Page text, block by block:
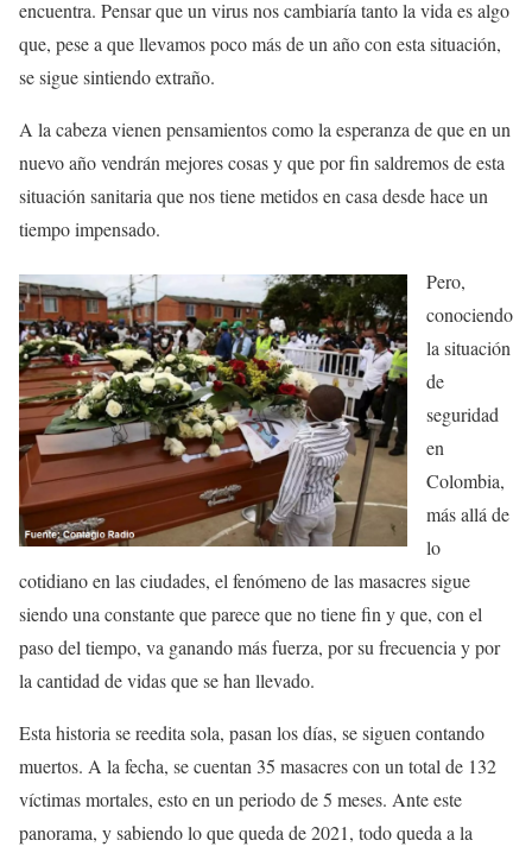
encuentra. Pensar que un virus nos cambiaría tanto la vida es algo
que, pese a que llevamos poco más de un año con esta situación,
se sigue sintiendo extraño.
A la cabeza vienen pensamientos como la esperanza de que en un
nuevo año vendrán mejores cosas y que por fin saldremos de esta
situación sanitaria que nos tiene metidos en casa desde hace un
tiempo impensado.
Pero,
conociendo
la situación
de
seguridad
en
Colombia,
más allá de
lo
cotidiano en las ciudades, el fenómeno de las masacres sigue
siendo una constante que parece que no tiene fin y que, con el
paso del tiempo, va ganando más fuerza, por su frecuencia y por
la cantidad de vidas que se han llevado.
Esta historia se reedita sola, pasan los días, se siguen contando
muertos. A la fecha, se cuentan 35 masacres con un total de 132
víctimas mortales, esto en un periodo de 5 meses. Ante este
panorama, y sabiendo lo que queda de 2021, todo queda a la